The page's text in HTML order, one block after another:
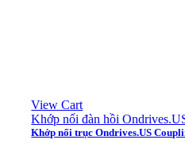
View Cart
Khớp nối đàn hồi
Khớp nối trục Ondrives.US